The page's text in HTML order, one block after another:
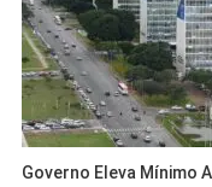
Governo Eleva Mínimo